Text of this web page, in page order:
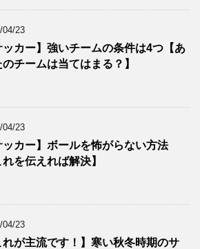
04/23
ッカー】強いチームの条件は4つ【あ
チームは当てはまる？】
04/23
ッカー】ボールを怖がらない方法
れを伝えれば解決】
04/23
れが主流です！】寒い秋冬時期のサ